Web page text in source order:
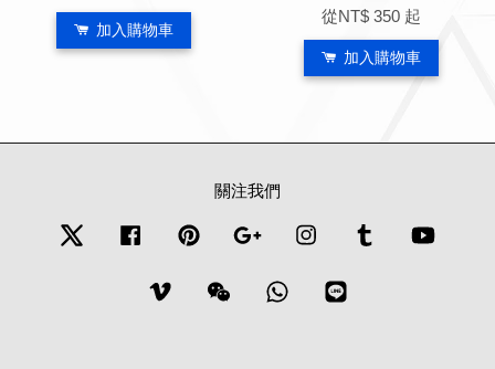
加入購物車
從NT$ 350 起
加入購物車
關注我們
Twitter Facebook Pinterest Google Instagram Tumblr
Vimeo Wechat Whatsapp